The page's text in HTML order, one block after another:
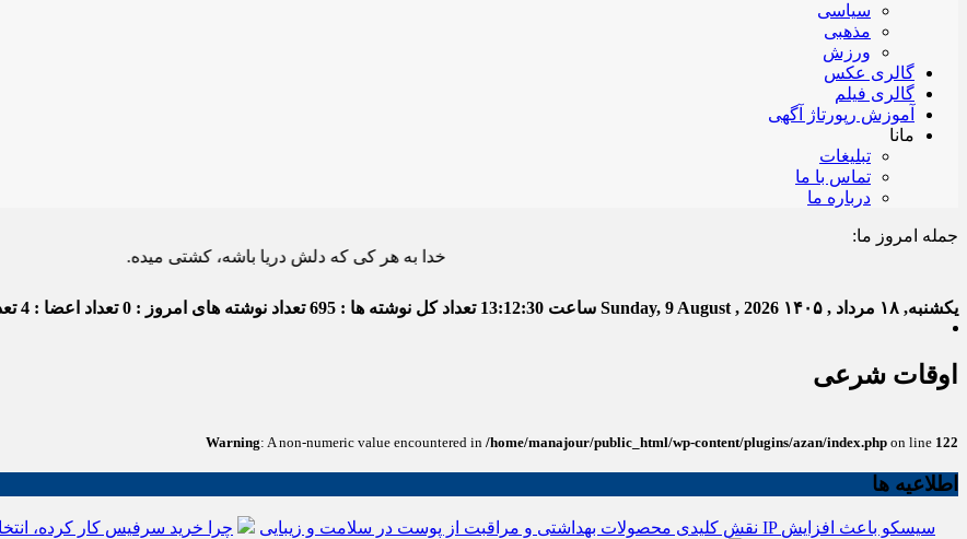
سیاسی
مذهبی
ورزش
گالری عکس
گالری فیلم
آموزش رپورتاژ آگهی
مانا
تبلیغات
تماس با ما
درباره ما
جمله امروز ما:
خدا به هر کی که دلش دریا باشه، کشتی میده.
یکشنبه, ۱۸ مرداد , ۱۴۰۵ Sunday, 9 August , 2026 ساعت 13:12:31 تعداد کل نوشته ها : 695 تعداد نوشته های امروز : 0 تعداد اعضا : 4
اوقات شرعی
Warning: A non-numeric value encountered in /home/manajour/public_html/wp-content/plugins/azan/index.php on line 122
اطلاعیه ها
نقش کلیدی محصولات بهداشتی و مراقبت از پوست در سلامت و زیبایی چرا خرید سرفیس کار کرده،